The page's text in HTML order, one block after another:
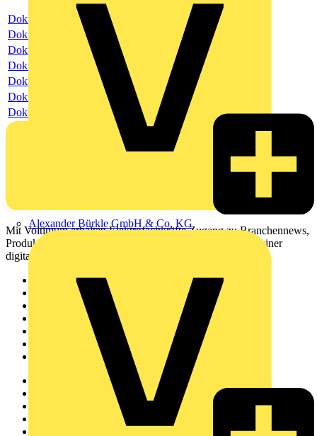
Alexander Bürkle GmbH & Co. KG
Dokument
Dokument
Dokument
Dokument
Dokument
Dokument
Dokument
Mit Voltimum erhalten Elektrofachkräfte Zugang zu Branchennews,
Produktinformationen, Schulungen und Tools – alles auf einer
digitalen Plattform und Community.
Produktsuche
Downloadbereich (PDFs)